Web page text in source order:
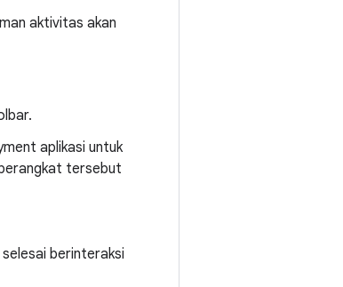
aktivitas akan
aplikasi untuk
tersebut
berinteraksi